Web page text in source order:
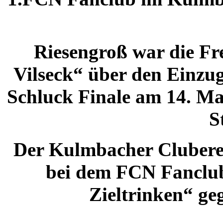
Riesengroß war die
Vilseck“ über den
Schluck Finale am 14.
Der Kulmbacher
bei dem FCN
Zieltrinken“